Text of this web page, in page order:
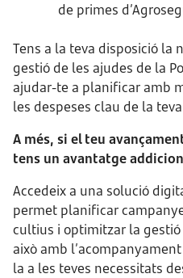
de primes
Tens a la teva disposició la
gestió de les ajudes de la
ajudar-te a planificar amb
les despeses clau de la
A més, si el teu
tens un avantatge
Accedeix a una solució
permet planificar
cultius i optimitzar la
això amb
la a les teves necessitats